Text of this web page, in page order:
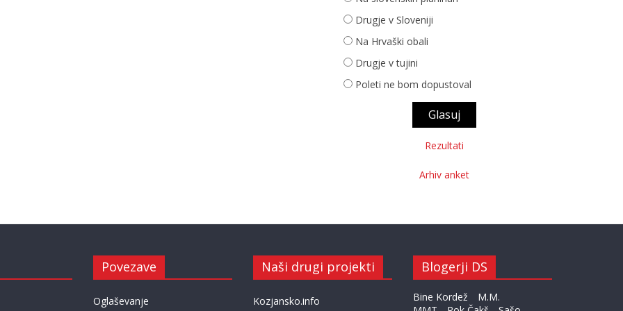
Drugje v Sloveniji
Na Hrvaški obali
Drugje v tujini
Poleti ne bom dopustoval
Rezultati
Arhiv anket
Povezave
Oglaševanje
Naši drugi projekti
Kozjansko.info
Blogerji DS
Bine Kordež
M.M.